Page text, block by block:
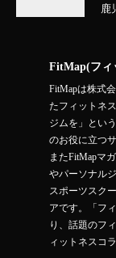
鹿
FitMap(フィ
FitMapは株式
たフィットネ
ジムを」とい
のお役に立つ
またFitMapマ
やパーソナル
スポーツスク
アです。「フ
り、話題のフ
ィットネスコ